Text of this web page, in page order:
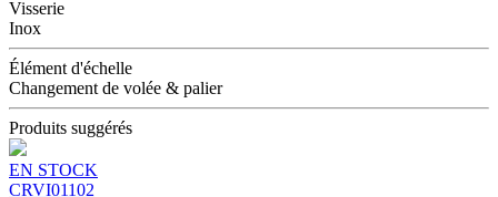
Visserie
Inox
Élément d'échelle
Changement de volée & palier
Produits suggérés
EN STOCK
CRVI01102